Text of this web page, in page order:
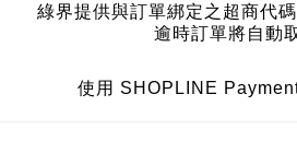
綠界提供與訂單綁定之超商代
逾時訂單將自動
使用 SHOPLINE